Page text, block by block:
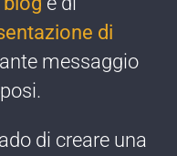
di
messaggio
di creare una